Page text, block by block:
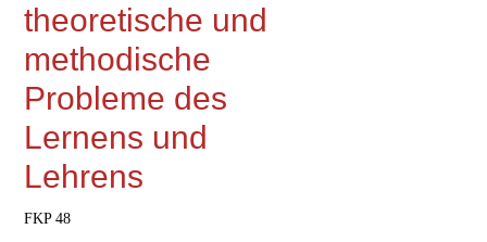
theoretische und
methodische
Probleme des
Lernens und
Lehrens
FKP 48